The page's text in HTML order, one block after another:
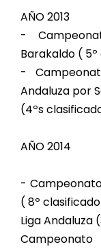
AÑO 2013
-
Barakaldo (
-
Andaluza por
(4ºs
AÑO 2014
-
( 8º
Liga Andaluza